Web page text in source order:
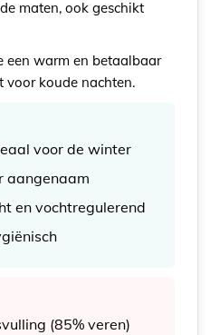
maten, ook geschikt
een warm en betaalbaar
voor koude nachten.
voor de winter
aangenaam
en vochtregulerend
(85% veren)